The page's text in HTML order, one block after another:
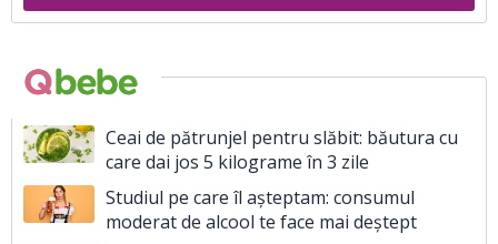
Ceai de pătrunjel pentru slăbit: băutura cu
care dai jos 5 kilograme în 3 zile
Studiul pe care îl așteptam: consumul
moderat de alcool te face mai deștept